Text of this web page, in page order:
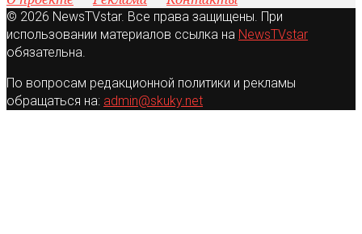
© 2026 NewsTVstar. Все права защищены. При
использовании материалов ссылка на NewsTVstar
обязательна.
По вопросам редакционной политики и рекламы
обращаться на: admin@skuky.net